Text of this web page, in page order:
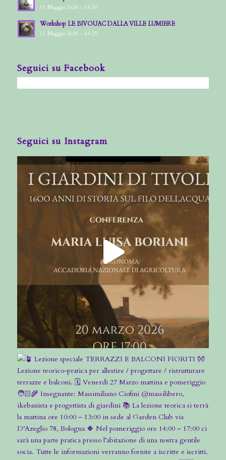
11 Maggio 2026 - 14:30
Workshop LE BIVOUAC DALLA VILLE LUMIERE
11 Maggio 2026 - 14:25
Seguici su Facebook
Seguici su Instagram